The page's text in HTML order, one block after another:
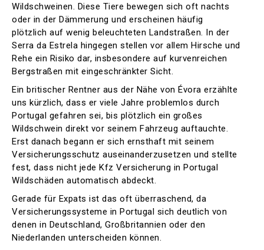
Wildschweinen. Diese Tiere bewegen sich oft nachts
oder in der Dämmerung und erscheinen häufig
plötzlich auf wenig beleuchteten Landstraßen. In der
Serra da Estrela hingegen stellen vor allem Hirsche und
Rehe ein Risiko dar, insbesondere auf kurvenreichen
Bergstraßen mit eingeschränkter Sicht.
Ein britischer Rentner aus der Nähe von Évora erzählte
uns kürzlich, dass er viele Jahre problemlos durch
Portugal gefahren sei, bis plötzlich ein großes
Wildschwein direkt vor seinem Fahrzeug auftauchte.
Erst danach begann er sich ernsthaft mit seinem
Versicherungsschutz auseinanderzusetzen und stellte
fest, dass nicht jede Kfz Versicherung in Portugal
Wildschäden automatisch abdeckt.
Gerade für Expats ist das oft überraschend, da
Versicherungssysteme in Portugal sich deutlich von
denen in Deutschland, Großbritannien oder den
Niederlanden unterscheiden können.